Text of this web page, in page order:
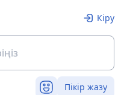
Кіру
Пікір жазу